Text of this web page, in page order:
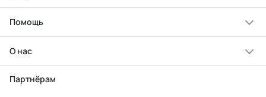
Помощь
О нас
Партнёрам